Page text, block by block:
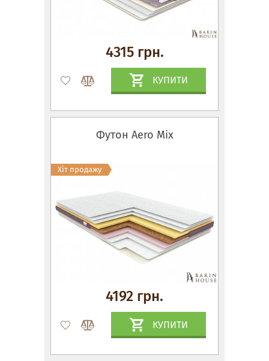
4315 грн.
КУПИТИ
Футон Aero Mix
4192 грн.
КУПИТИ
Хіт продажу